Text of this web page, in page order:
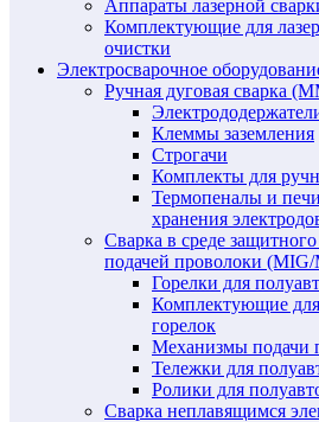
Аппараты лазерной
Комплектующие для
очистки
Электросварочное
Ручная дуговая сварка
Клеммы заземления
Строгачи
Комплекты для
Термопеналы и
хранения
Сварка в среде защитного
подачей проволоки
Горелки для
Комплектующие
горелок
Механизмы подачи
Тележки для
Ролики для
Сварка неплавящимся